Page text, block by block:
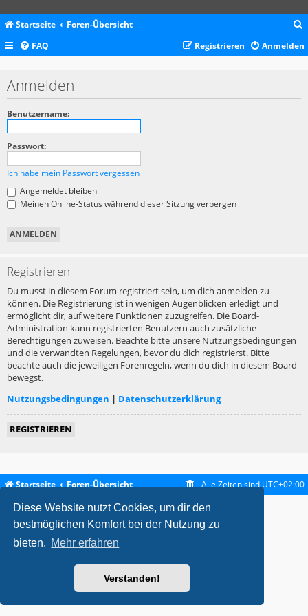
Diese Website nutzt Cookies, um dir den
bestmöglichen Komfort bei der Nutzung zu
bieten. Mehr erfahren
Verstanden!
Startseite Foren-Übersicht
c
FAQ Anmelden
Registrieren
Anmelden
Benutzername:
Passwort:
Ich habe mein Passwort vergessen
Angemeldet bleiben
Meinen Online-Status während dieser Sitzung verbergen
Registrieren
Du musst in diesem Forum registriert sein, um dich anmelden zu
können. Die Registrierung ist in wenigen Augenblicken erledigt und
ermöglicht dir, auf weitere Funktionen zuzugreifen. Die Board-
Administration kann registrierten Benutzern auch zusätzliche
Berechtigungen zuweisen. Beachte bitte unsere Nutzungsbedingungen
und die verwandten Regelungen, bevor du dich registrierst. Bitte
beachte auch die jeweiligen Forenregeln, wenn du dich in diesem Board
bewegst.
Nutzungsbedingungen | Datenschutzerklärung
REGISTRIEREN
Startseite Foren-Übersicht Alle Zeiten sindUTC+02:00
metrolike style byEric SeguinUpdated for phpBB3.2 by
Powered byphpBB ® Forum Software © phpBB Limited
phpBB.de
Datenschutz